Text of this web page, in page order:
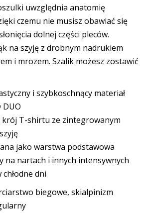
uwzględnia anatomię
czemu nie musisz obawiać się
dolnej części pleców.
na szyję z drobnym nadrukiem
i mrozem. Szalik możesz zostawić
i szybkoschnący materiał
krój T-shirtu ze zintegrowanym
jako warstwa podstawowa
na nartach i innych intensywnych
dni
biegowe, skialpinizm